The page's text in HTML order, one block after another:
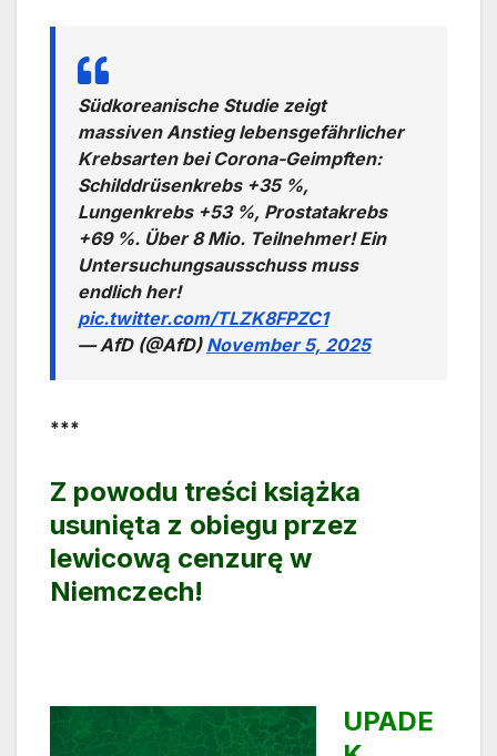
Südkoreanische Studie zeigt
massiven Anstieg lebensgefährlicher
Krebsarten bei Corona-Geimpften:
Schilddrüsenkrebs +35 %,
Lungenkrebs +53 %, Prostatakrebs
+69 %. Über 8 Mio. Teilnehmer! Ein
Untersuchungsausschuss muss
endlich her!
pic.twitter.com/TLZK8FPZC1
— AfD (@AfD) November 5, 2025
***
Z powodu treści książka
usunięta z obiegu przez
lewicową cenzurę w
Niemczech!
UPADE